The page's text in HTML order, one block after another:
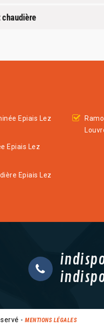
Epiais Lez
Epiais Lez
Epiais Lez
- MENTIONS LÉGALES